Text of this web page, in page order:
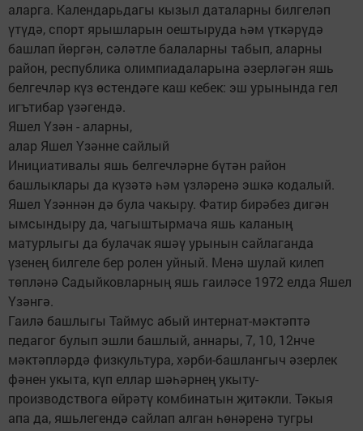
аларга. Календарьдагы кызыл даталарны билгеләп
үтүдә, спорт ярышларын оештыруда һәм үткәрүдә
башлап йөргән, сәләтле балаларны табып, аларны
район, респуб­лика олимпиадаларына әзерләгән яшь
белгечләр күз өстендәге каш кебек: эш урынында гел
игътибар үзәгендә.
Яшел Үзән - аларны,
алар Яшел Үзәнне сайлый
Инициативалы яшь белгечләрне бүтән район
башлыклары да күзәтә һәм үзләренә эшкә кодалый.
Яшел Үзәннән дә була чакыру. Фатир бирәбез дигән
ымсындыру да, чагыштырмача яшь каланың
матурлыгы да булачак яшәү урынын сайлаганда
үзенең билгеле бер ролен уйный. Менә шулай килеп
төпләнә Садыйковларның яшь гаиләсе 1972 елда Яшел
Үзәнгә.
Гаилә башлыгы Таймус абый интернат-мәктәптә
педагог булып эшли башлый, аннары, 7, 10, 12нче
мәктәп­ләрдә физкультура, хәрби-башлангыч әзерлек
фәнен укыта, күп еллар шәһәрнең укыту-
производствога өйрәтү комбинатын җитәкли. Тәкыя
апа да, яшьлегендә сайлап алган һөнәренә тугры